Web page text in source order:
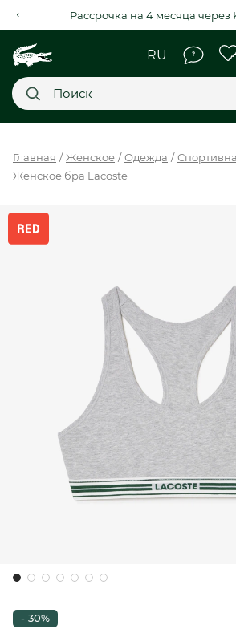
Рассрочка на 4 месяца через
НОВИНКИ
SALE
ЖЕНСКОЕ
МЫ LACOSTE
Главная Женское Одежда
Женское бра Lacoste
- 30%